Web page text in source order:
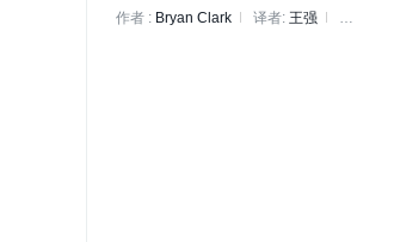
作者 : Bryan Clark 译者: 王强
策